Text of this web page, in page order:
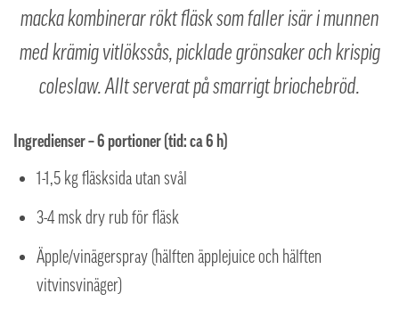
macka kombinerar rökt fläsk som faller isär i munnen
med krämig vitlökssås, picklade grönsaker och krispig
coleslaw. Allt serverat på smarrigt briochebröd.
Ingredienser – 6 portioner (tid: ca 6 h)
1-1,5 kg fläsksida utan svål
3-4 msk dry rub för fläsk
Äpple/vinägerspray (hälften äpplejuice och hälften
vitvinsvinäger)